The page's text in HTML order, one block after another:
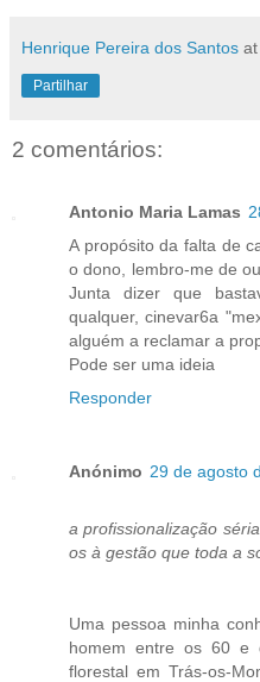
Henrique Pereira dos Santos at
Partilhar
2 comentários:
Antonio Maria Lamas
A propósito da falta de
o dono, lembro-me de
Junta dizer que
qualquer, cinevar6a
alguém a reclamar a
Pode ser uma ideia
Responder
Anónimo 29 de agosto
a profissionalização
os à gestão que toda a
Uma pessoa minha
homem entre os 60 e
florestal em Trás-os-